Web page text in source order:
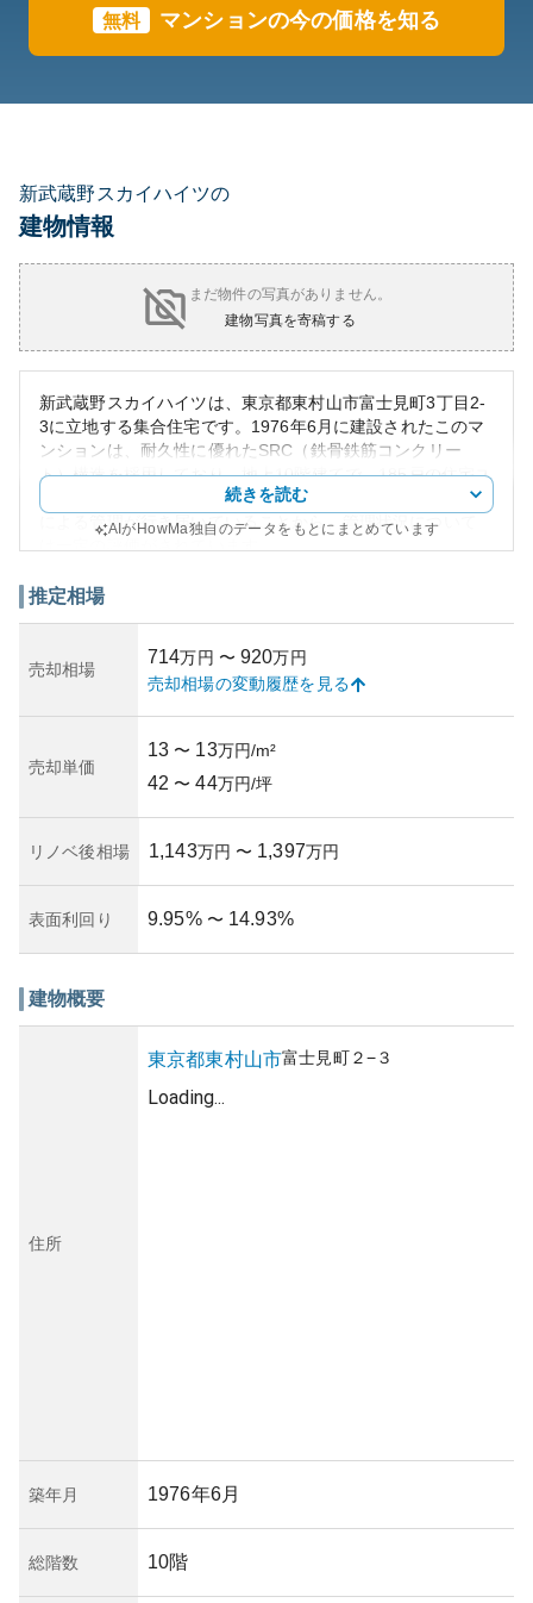
無料 マンションの今の価格を知る
新武蔵野スカイハイツの
建物情報
まだ物件の写真がありません。
建物写真を寄稿する
新武蔵野スカイハイツは、東京都東村山市富士見町3丁目2-
3に立地する集合住宅です。1976年6月に建設されたこのマ
ンションは、耐久性に優れたSRC（鉄骨鉄筋コンクリー
ト）構造を採用しており、地上10階建てで、185戸の住宅ユ
ニットを含んでいます。築年数は49年と古めですが、日勤
による管理が行き届いていることから、管理状況について
に必要な施設も比較的近隣に点在しているため利便性があ
計による大規模な建物の印象を残しており、歴史を感じさ
せる趣があります。
資産性については、都心からの距離や築年数から判断する
求められます。特に古い物件のため、修繕積立金やマンシ
ョンの老朽化による維持リスクを含め、資産性判断には慎
です。
続きを読む
AIがHowMa独自のデータをもとにまとめています
推定相場
売却相場
714万円 〜 920万円
売却相場の変動履歴を見る
売却単価
13 〜 13万円/m²
42 〜 44万円/坪
リノベ後相場 1,143万円 〜 1,397万円
表面利回り 9.95% 〜 14.93%
建物概要
住所
東京都東村山市富士見町２−３
Loading...
築年月 1976年6月
総階数 10階